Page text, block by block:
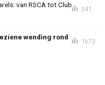
van RSCA tot Club
341
wending rond
1673